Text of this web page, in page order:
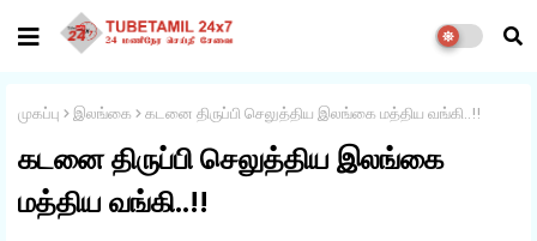
முகப்பு இலங்கை கடனை திருப்பி செலுத்திய இலங்கை மத்திய வங்கி..!!
கடனை திருப்பி செலுத்திய இலங்கை
மத்திய வங்கி..!!